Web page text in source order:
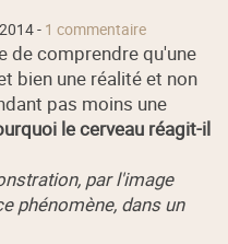
- 1 commentaire
de comprendre qu'une
bien une réalité et non
pas moins une
le cerveau réagit-il
par l'image
phénomène, dans un